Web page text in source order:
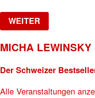
WEITER
MICHA LEWINSKY
Der Schweizer
Alle Veranstaltungen